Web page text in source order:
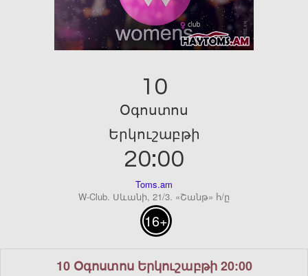
10
Օգոստոս
Երկուշաբթի
20:00
Toms.am
W-Club. Սևանի, 21/3. «Շանթ» հ/ը
16+
10 Օգոստոս Երկուշաբթի 20:00